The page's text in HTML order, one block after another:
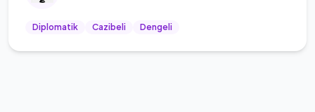
Diplomatik Cazibeli Dengeli